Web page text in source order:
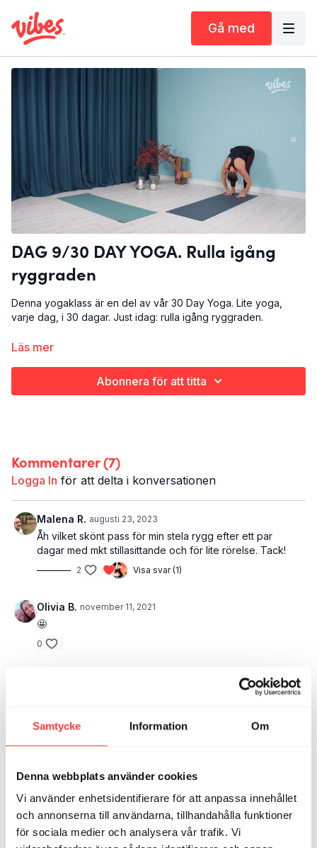
Samtycke Information Om
Denna webbplats använder cookies
Vi använder enhetsidentifierare för att anpassa innehållet
och annonserna till användarna, tillhandahålla funktioner
för sociala medier och analysera vår trafik. Vi
Gå med
DAG 9/30 DAY YOGA. Rulla igång
ryggraden
Denna yogaklass är en del av vår 30 Day Yoga. Lite yoga,
varje dag, i 30 dagar. Just idag: rulla igång ryggraden.
Det här är dag 9:
Läs mer
Abonnera för att titta
Kommentarer (7)
Logga In för att delta i konversationen
Malena R. augusti 23, 2023
Åh vilket skönt pass för min stela rygg efter ett par
dagar med mkt stillasittande och för lite rörelse. Tack!
2 Visa svar (1)
Olivia B. november 11, 2021
🤩
0
Anna B. november 09, 2021
härlig lunchpaus!